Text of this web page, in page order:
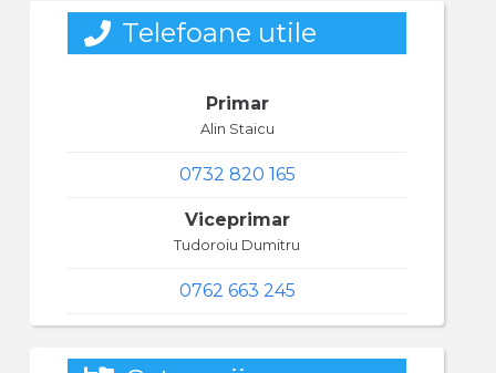
Telefoane utile
Primar
Alin Staicu
0732 820 165
Viceprimar
Tudoroiu Dumitru
0762 663 245